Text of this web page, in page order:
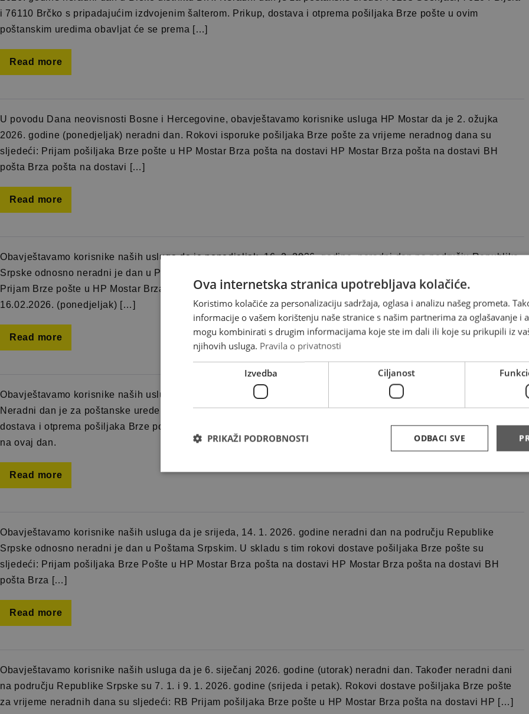
i 76110 Brčko s pripadajućim izdvojenim šalterom. Prikup, dostava i otprema pošiljaka Brze pošte u ovim
poštanskim uredima obavljat će se prema […]
Read more
U povodu Dana neovisnosti Bosne i Hercegovine, obavještavamo korisnike usluga HP Mostar da je 2. ožujka
2026. godine (ponedjeljak) neradni dan. Rokovi isporuke pošiljaka Brze pošte za vrijeme neradnog dana su
sljedeći: Prijam pošiljaka Brze pošte u HP Mostar Brza pošta na dostavi HP Mostar Brza pošta na dostavi BH
pošta Brza pošta na dostavi […]
Read more
Obavještavamo korisnike naših usluga da je ponedjeljak, 16. 2. 2026. godine, neradni dan na području Republike
Srpske odnosno neradni je dan u Poštama Srpskim. U skladu s tim rokovi dostave pošiljaka Brze pošte su: RB
Prijam Brze pošte u HP Mostar Brza pošta na dostavi Pošte Srpske 1. 14.02.2026. (subota) 17.02.2026. (utorak) 2.
16.02.2026. (ponedjeljak) […]
Read more
Obavještavamo korisnike naših usluga da je 9. veljače (ponedjeljak) 2026. godine neradni dan u općini Odžak.
Neradni dan je za poštanske urede: 76290 Odžak, 76292 Prud, 76297 Gornji Svilaj i 76298 Donji Svilaj. Prikup,
dostava i otprema pošiljaka Brze pošte u ovim poštanskim uredima obavljat će se prema uobičajenom rasporedu
na ovaj dan.
Read more
Obavještavamo korisnike naših usluga da je srijeda, 14. 1. 2026. godine neradni dan na području Republike
Srpske odnosno neradni je dan u Poštama Srpskim. U skladu s tim rokovi dostave pošiljaka Brze pošte su
sljedeći: Prijam pošiljaka Brze Pošte u HP Mostar Brza pošta na dostavi HP Mostar Brza pošta na dostavi BH
pošta Brza […]
Read more
Obavještavamo korisnike naših usluga da je 6. siječanj 2026. godine (utorak) neradni dan. Također neradni dani
na području Republike Srpske su 7. 1. i 9. 1. 2026. godine (srijeda i petak). Rokovi dostave pošiljaka Brze pošte
za vrijeme neradnih dana su sljedeći: RB Prijam pošiljaka Brze pošte u HP Mostar Brza pošta na dostavi HP […]
Ova internetska stranica upotrebljava kolačiće.
Koristimo kolačiće za personalizaciju sadržaja, oglasa i analizu našeg prometa.
informacije o vašem korištenju naše stranice s našim partnerima za oglašavanje i
mogu kombinirati s drugim informacijama koje ste im dali ili koje su prikupili iz
njihovih usluga. Pravila o privatnosti
Izvedba Ciljanost
ODBACI SVE
PRIKAŽI PODROBNOSTI